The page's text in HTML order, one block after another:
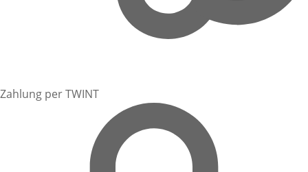
Zahlung per TWINT